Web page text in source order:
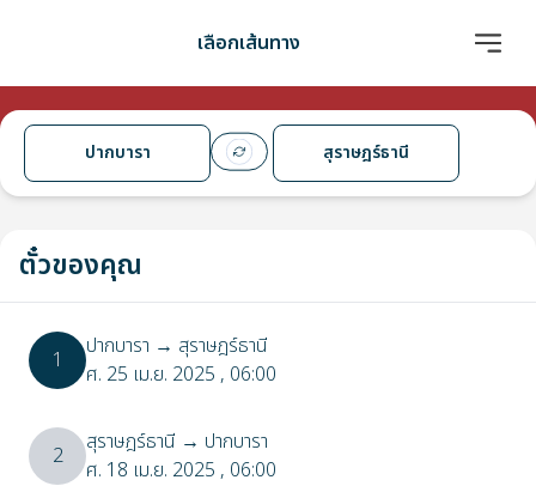
เลือกเส้นทาง
ปากบารา สุราษฎร์ธานี
ตั๋วของคุณ
1 ปากบารา → สุราษฎร์ธานี
ศ. 25 เม.ย. 2025 , 06:00
2 สุราษฎร์ธานี → ปากบารา
ศ. 18 เม.ย. 2025 , 06:00